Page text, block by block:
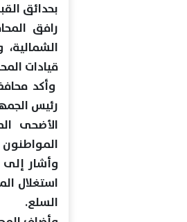
بحدائق القبة في
رافق
قيادات
وأكد
رئيس
الأضحى
وأشار
استغلال
السلع.